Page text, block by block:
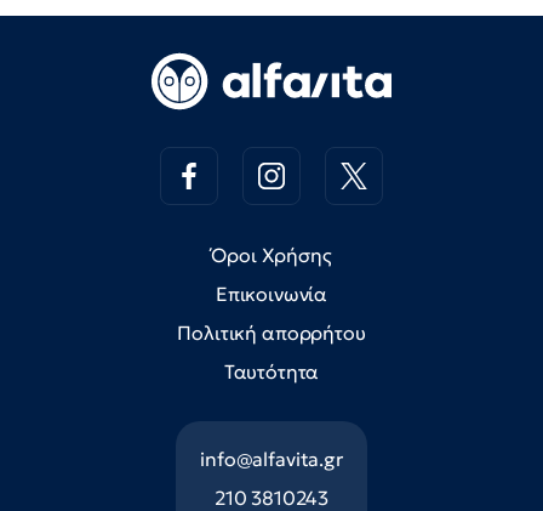
Όροι Χρήσης
Επικοινωνία
Πολιτική απορρήτου
Ταυτότητα
info@alfavita.gr
210 3810243